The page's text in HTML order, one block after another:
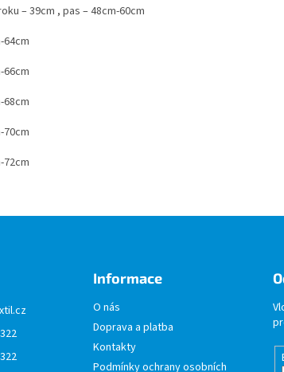
– 39cm , pas – 48cm-60cm
64cm
66cm
68cm
70cm
72cm
Informace
O nás
Doprava a platba
Kontakty
Podmínky ochrany osobních